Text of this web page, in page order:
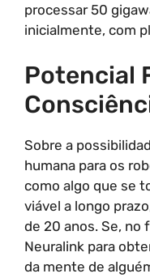
processar 50
inicialmente, com
Potencial
Sobre a
humana para os
como algo que se
viável a longo
de 20 anos. Se, no
Neuralink para
da mente de